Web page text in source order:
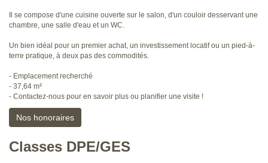
Il se compose d'une cuisine ouverte sur le salon, d'un couloir desservant une
chambre, une salle d'eau et un WC.
Un bien idéal pour un premier achat, un investissement locatif ou un pied-à-
terre pratique, à deux pas des commodités.
- Emplacement recherché
- 37,64 m²
- Contactez-nous pour en savoir plus ou planifier une visite !
Nos honoraires
Classes DPE/GES